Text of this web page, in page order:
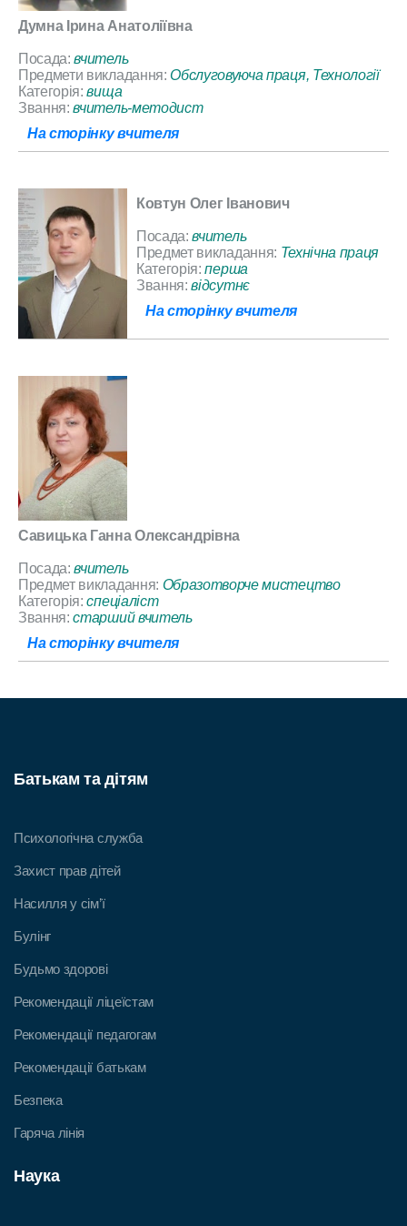
Думна Ірина Анатоліївна
Посада:вчитель
Предмети викладання:Обслуговуюча праця, Технології
Категорія:вища
Звання:вчитель-методист
На сторінку вчителя
Ковтун Олег Іванович
Посада:вчитель
Предмет викладання: Технічна праця
Категорія:перша
Звання:відсутнє
На сторінку вчителя
Савицька Ганна Олександрівна
Посада:вчитель
Предмет викладання: Образотворче мистецтво
Категорія:спеціаліст
Звання:старший вчитель
На сторінку вчителя
Батькам та дітям
Психологічна служба
Захист прав дітей
Насилля у сім’ї
Булінг
Будьмо здорові
Рекомендації ліцеїстам
Рекомендації педагогам
Рекомендації батькам
Безпека
Гаряча лінія
Наука